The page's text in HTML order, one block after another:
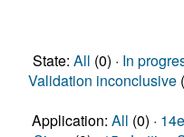
State: All (0) · In
Validation inconclusive
Application: All (0) ·